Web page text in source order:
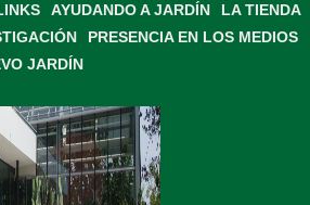
AYUDANDO A JARDÍN
LA TIENDA
PRESENCIA EN LOS MEDIOS
JARDÍN